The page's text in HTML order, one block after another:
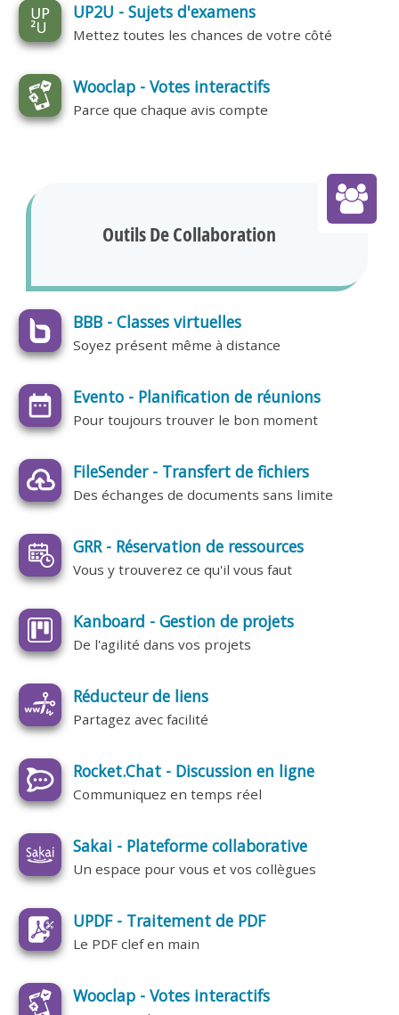
UP2U - Sujets d'examens
Mettez toutes les chances de votre côté
Wooclap - Votes interactifs
Parce que chaque avis compte
Outils De Collaboration
BBB - Classes virtuelles
Soyez présent même à distance
Evento - Planification de réunions
Pour toujours trouver le bon moment
FileSender - Transfert de fichiers
Des échanges de documents sans limite
GRR - Réservation de ressources
Vous y trouverez ce qu'il vous faut
Kanboard - Gestion de projets
De l'agilité dans vos projets
Réducteur de liens
Partagez avec facilité
Rocket.Chat - Discussion en ligne
Communiquez en temps réel
Sakai - Plateforme collaborative
Un espace pour vous et vos collègues
UPDF - Traitement de PDF
Le PDF clef en main
Wooclap - Votes interactifs